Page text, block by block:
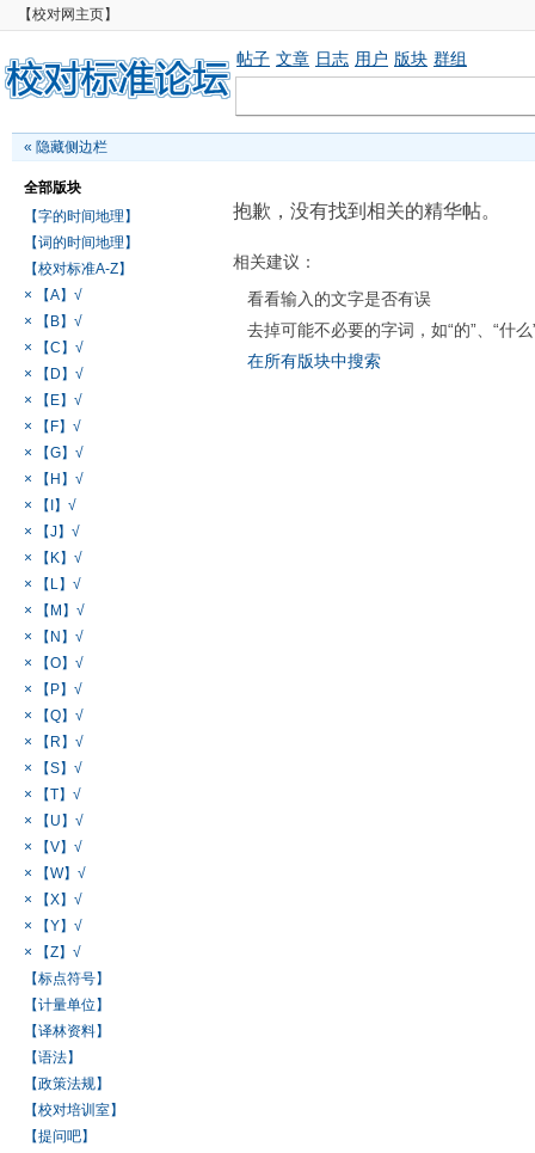
【校对网主页】
帖子 文章 日志 用户 版块 群组
« 隐藏侧边栏
全部版块
【字的时间地理】
【词的时间地理】
【校对标准A-Z】
× 【A】√
× 【B】√
× 【C】√
× 【D】√
× 【E】√
× 【F】√
× 【G】√
× 【H】√
× 【I】√
× 【J】√
× 【K】√
× 【L】√
× 【M】√
× 【N】√
× 【O】√
× 【P】√
× 【Q】√
× 【R】√
× 【S】√
× 【T】√
× 【U】√
× 【V】√
× 【W】√
× 【X】√
× 【Y】√
× 【Z】√
【标点符号】
【计量单位】
【译林资料】
【语法】
【政策法规】
【校对培训室】
【提问吧】
抱歉，没有找到相关的精华帖。
相关建议：
看看输入的文字是否有误
去掉可能不必要的字词，如“的”、“什么
在所有版块中搜索